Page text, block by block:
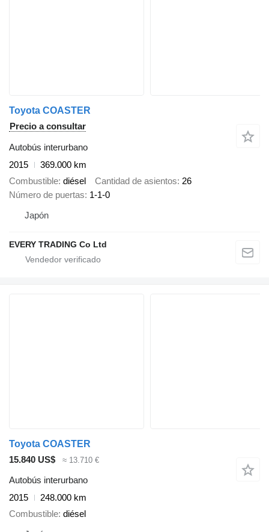
Toyota COASTER
Precio a consultar
Autobús interurbano
2015
369.000 km
Combustible diésel Cantidad de asientos 26
Número de puertas 1-1-0
Japón
EVERY TRADING Co Ltd
Toyota COASTER
15.840 US$
≈ 13.710 €
Autobús interurbano
2015
248.000 km
Combustible diésel